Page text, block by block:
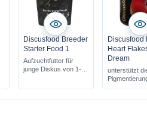
Discusfood Breeder
Starter Food 1
Aufzuchtfutter für
junge Diskus von 1-3
Discusfood
Heart
Dream
unterstützt